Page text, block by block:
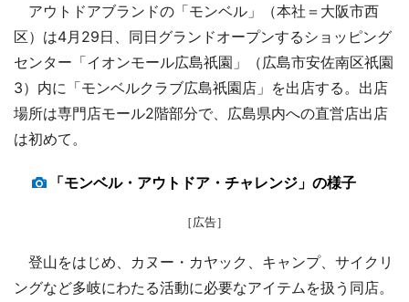
アウトドアブランドの「モンベル」（本社＝大阪市西
区）は4月29日、同日グランドオープンするショッピング
センター「イオンモール広島祇園」（広島市安佐南区祇園
3）内に「モンベルクラブ広島祇園店」を出店する。出店
場所は専門店モール2階部分で、広島県内への直営店出店
は初めて。
「モンベル・アウトドア・チャレンジ」の様子
［広告］
登山をはじめ、カヌー・カヤック、キャンプ、サイクリ
ングなど多岐にわたる活動に必要なアイテムを扱う同店。